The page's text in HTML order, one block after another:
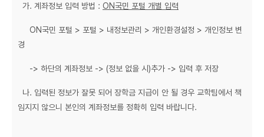
가. 계좌정보 입력 방법 : ON국민 포털 개별 입력
ON국민 포털 > 포털 > 내정보관리 > 개인환경설정 > 개인정보 변
경
-> 하단의 계좌정보 -> (정보 없을 시)추가 -> 입력 후 저장
나. 입력된 정보가 잘못 되어 장학금 지급이 안 될 경우 교학팀에서 책
임지지 않으니 본인의 계좌정보를 정확히 입력 바랍니다.